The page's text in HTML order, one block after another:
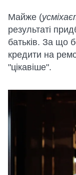
Майже (
результаті
батьків. За що
кредити на
"цікавіше".